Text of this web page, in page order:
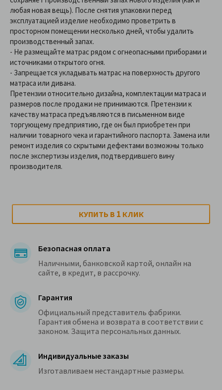
любая новая вещь). После снятия упаковки перед
эксплуатацией изделие необходимо проветрить в
просторном помещении несколько дней, чтобы удалить
производственный запах.
- Не размещайте матрас рядом с огнеопасными приборами и
источниками открытого огня.
- Запрещается укладывать матрас на поверхность другого
матраса или дивана.
Претензии относительно дизайна, комплектации матраса и
размеров после продажи не принимаются. Претензии к
качеству матраса предъявляются в письменном виде
торгующему предприятию, где он был приобретен при
наличии товарного чека и гарантийного паспорта. Замена или
ремонт изделия со скрытыми дефектами возможны только
после экспертизы изделия, подтвердившего вину
производителя.
КУПИТЬ В 1 КЛИК
Безопасная оплата
Наличными, банковской картой, онлайн на
сайте, в кредит, в рассрочку.
Гарантия
Официальный представитель фабрики.
Гарантия обмена и возврата в соответствии с
законом. Защита персональных данных.
Индивидуальные заказы
Изготавливаем нестандартные размеры.